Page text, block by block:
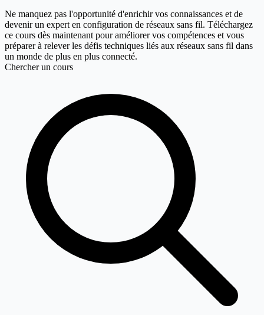
Ne manquez pas l'opportunité d'enrichir vos connaissances et de
devenir un expert en configuration de réseaux sans fil. Téléchargez
ce cours dès maintenant pour améliorer vos compétences et vous
préparer à relever les défis techniques liés aux réseaux sans fil dans
un monde de plus en plus connecté.
Chercher un cours